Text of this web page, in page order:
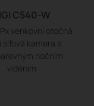
C540-W
venkovní otočná
síťová kamera s
nočním
viděním